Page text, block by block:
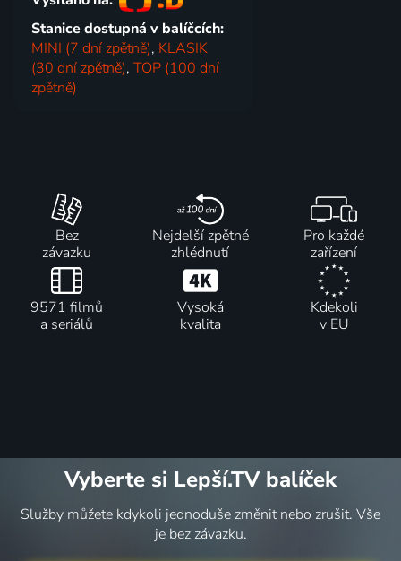
Stanice dostupná v balíčcích:
MINI (7 dní zpětně), KLASIK
(30 dní zpětně),TOP (100 dní
zpětně)
Bez
závazku
Nejdelší zpětné
zhlédnutí
Pro každé
zařízení
9571 filmů
a seriálů
Vysoká
kvalita
Kdekoli
v EU
Vyberte si Lepší.TV balíček
Služby můžete kdykoli jednoduše změnit nebo zrušit. Vše
je bez závazku.